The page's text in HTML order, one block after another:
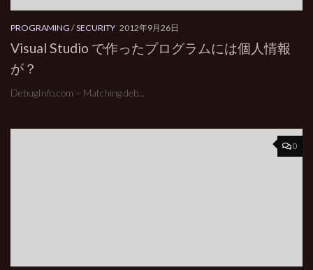
PROGRAMING /SECURITY 2012年9月26日
Visual Studio で作ったプログラムには個人情報
が？
DebugInfo.com – Matching deb...
0